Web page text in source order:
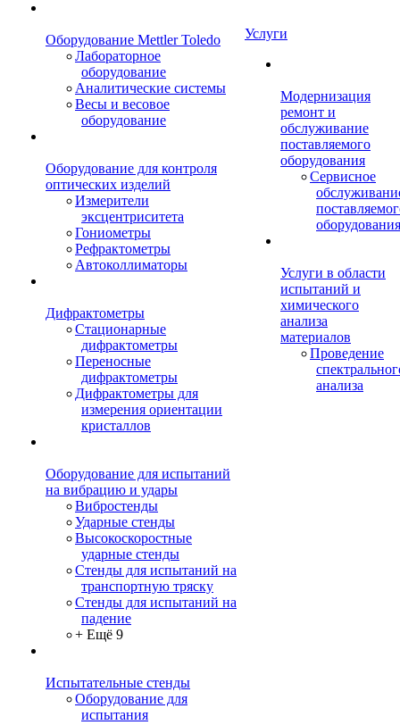
Оборудование Mettler Toledo
Лабораторное
оборудование
Аналитические системы
Весы и весовое
оборудование
Оборудование для контроля
оптических изделий
Измерители
эксцентриситета
Гониометры
Рефрактометры
Автоколлиматоры
Дифрактометры
Стационарные
дифрактометры
Переносные
дифрактометры
Дифрактометры для
измерения ориентации
кристаллов
Оборудование для испытаний
на вибрацию и удары
Вибростенды
Ударные стенды
Высокоскоростные
ударные стенды
Стенды для испытаний на
транспортную тряску
Стенды для испытаний на
падение
+ Ещё 9
Испытательные стенды
Оборудование для
испытания
Услуги
Модернизация
ремонт и
обслуживание
поставляемого
оборудования
Сервисное
оборудования
Услуги в области
испытаний и
химического
анализа
материалов
Проведение
анализа